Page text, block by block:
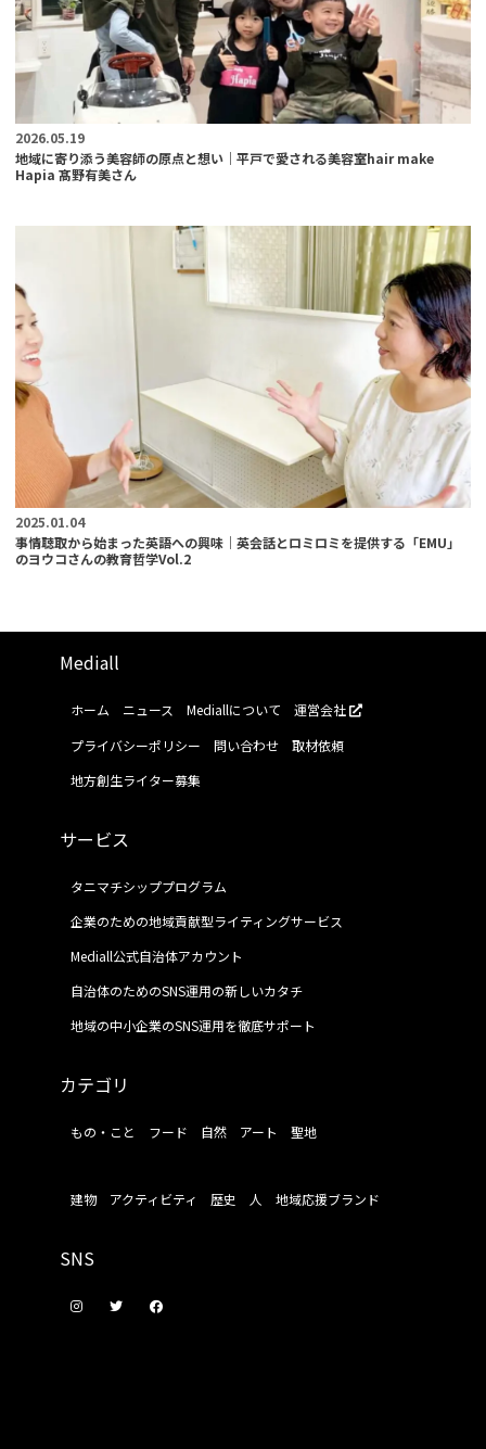
2026.05.19
地域に寄り添う美容師の原点と想い｜平戸で愛される美容室hair make
Hapia 髙野有美さん
2025.01.04
事情聴取から始まった英語への興味｜英会話とロミロミを提供する「EMU」
のヨウコさんの教育哲学Vol.2
Mediall
ホーム ニュース Mediallについて
運営会社
プライバシーポリシー
問い合わせ
取材依頼
地方創生ライター募集
サービス
タニマチシッププログラム
企業のための地域貢献型ライティングサービス
Mediall公式自治体アカウント
自治体のためのSNS運用の新しいカタチ
地域の中小企業のSNS運用を徹底サポート
カテゴリ
もの・こと フード 自然 アート 聖地
建物 アクティビティ 歴史 人 地域応援ブランド
SNS